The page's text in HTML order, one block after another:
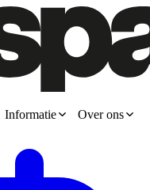
Informatie Over ons